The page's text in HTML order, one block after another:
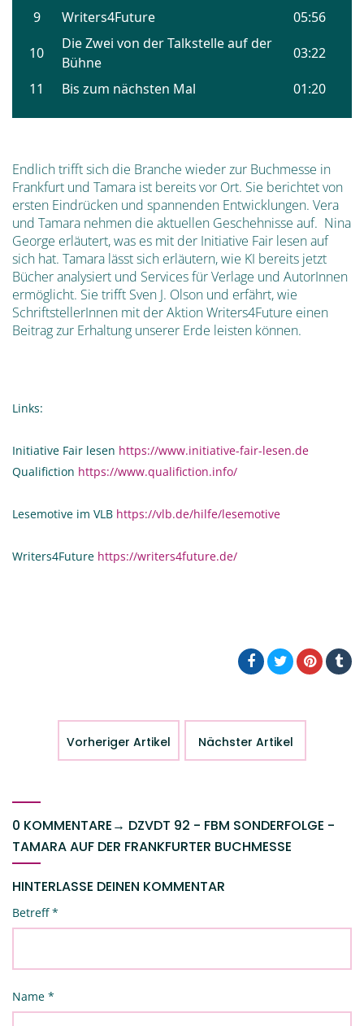
Endlich trifft sich die Branche wieder zur Buchmesse in
Frankfurt und Tamara ist bereits vor Ort. Sie berichtet von
ersten Eindrücken und spannenden Entwicklungen. Vera
und Tamara nehmen die aktuellen Geschehnisse auf. Nina
George erläutert, was es mit der Initiative Fair lesen auf
sich hat. Tamara lässt sich erläutern, wie KI bereits jetzt
Bücher analysiert und Services für Verlage und AutorInnen
ermöglicht. Sie trifft Sven J. Olson und erfährt, wie
SchriftstellerInnen mit der Aktion Writers4Future einen
Beitrag zur Erhaltung unserer Erde leisten können.
Links:
Initiative Fair lesen https://www.initiative-fair-lesen.de
Qualifiction https://www.qualifiction.info/
Lesemotive im VLB https://vlb.de/hilfe/lesemotive
Writers4Future https://writers4future.de/
Vorheriger Artikel Nächster Artikel
0 KOMMENTARE→ DZVDT 92 - FBM SONDERFOLGE -
TAMARA AUF DER FRANKFURTER BUCHMESSE
HINTERLASSE DEINEN KOMMENTAR
Betreff*
Name *